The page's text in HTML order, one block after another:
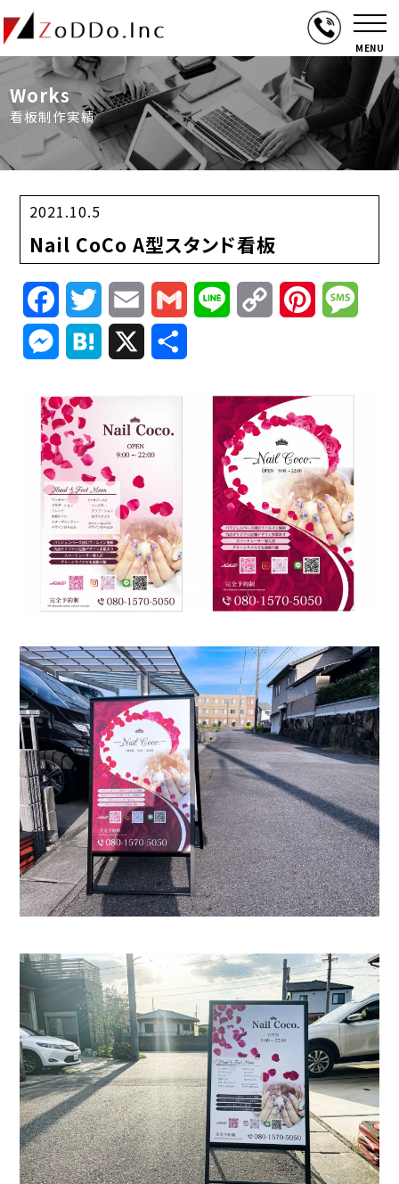
MENU
Works
看板制作実績
2021.10.5
Nail CoCo A型スタンド看板
FacebookTwitterEmail Gmail Line
Copy
Link
Pinterest
Messenger
Hatena